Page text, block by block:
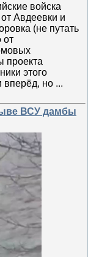
войска
Авдеевки и
(не путать
от
проекта
этого
вперёд, но ...
ВСУ дамбы